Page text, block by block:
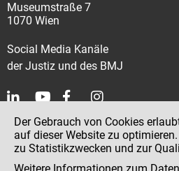
Museumstraße 7
1070 Wien
Social Media Kanäle
der Justiz und des BMJ
Kontakt
Impressum
Der Gebrauch von Cookies
auf dieser Website zu
zu Statistikzwecken und zur